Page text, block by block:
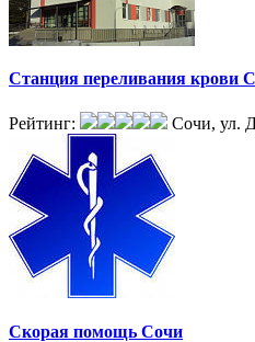
Станция переливания крови
Рейтинг: Сочи, ул.
Скорая помощь Сочи